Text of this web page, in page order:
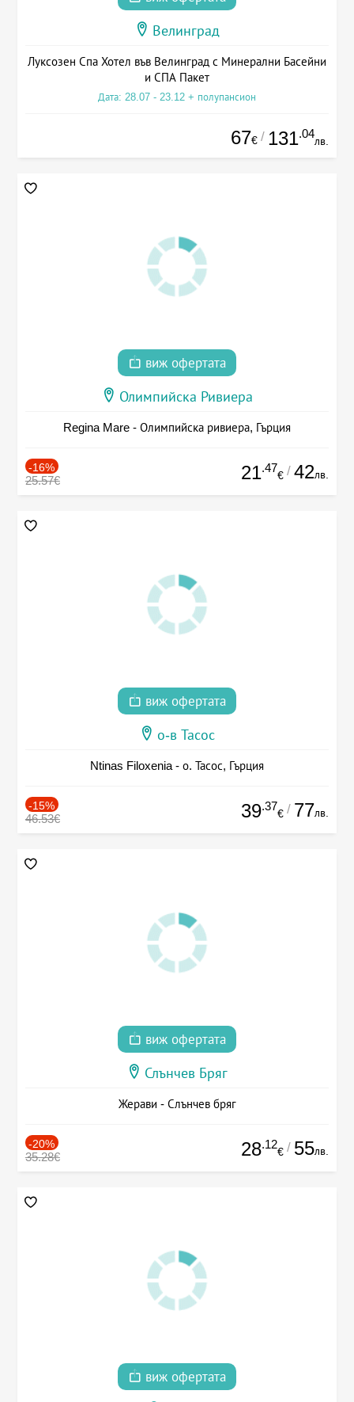
Велинград
Луксозен Спа Хотел във Велинград с Минерални Басейни
и СПА Пакет
Дата: 28.07 - 23.12 + полупансион
67€ / 131.04
лв.
виж офертата
Олимпийска Ривиера
Regina Mare - Олимпийска ривиера, Гърция
-16%
25.57€ 21.47
€ / 42лв.
виж офертата
о-в Тасос
Ntinas Filoxenia - о. Тасос, Гърция
-15%
46.53€ 39.37
€ / 77лв.
виж офертата
Слънчев Бряг
Жерави - Слънчев бряг
-20%
35.28€ 28.12
€ / 55лв.
виж офертата